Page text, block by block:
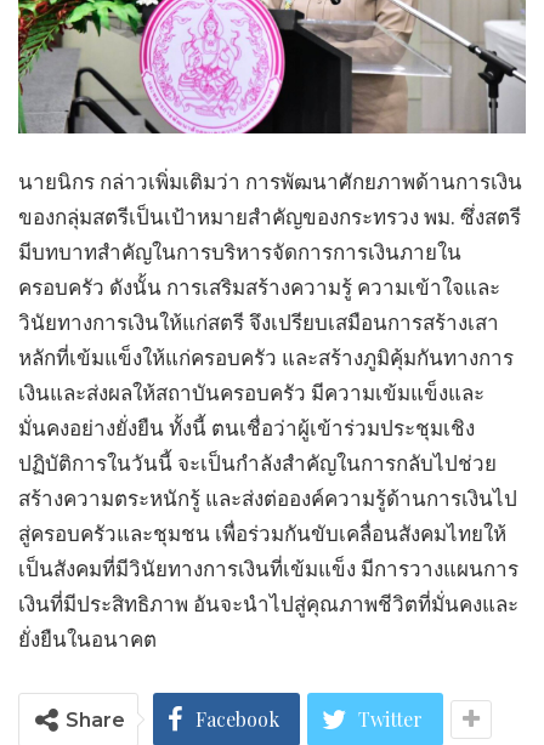
นายนิกร กล่าวเพิ่มเติมว่า การพัฒนาศักยภาพด้านการเงิน
ของกลุ่มสตรีเป็นเป้าหมายสำคัญของกระทรวง พม. ซึ่งสตรี
มีบทบาทสำคัญในการบริหารจัดการการเงินภายใน
ครอบครัว ดังนั้น การเสริมสร้างความรู้ ความเข้าใจและ
วินัยทางการเงินให้แก่สตรี จึงเปรียบเสมือนการสร้างเสา
หลักที่เข้มแข็งให้แก่ครอบครัว และสร้างภูมิคุ้มกันทางการ
เงินและส่งผลให้สถาบันครอบครัว มีความเข้มแข็งและ
มั่นคงอย่างยั่งยืน ทั้งนี้ ตนเชื่อว่าผู้เข้าร่วมประชุมเชิง
ปฏิบัติการในวันนี้ จะเป็นกำลังสำคัญในการกลับไปช่วย
สร้างความตระหนักรู้ และส่งต่อองค์ความรู้ด้านการเงินไป
สู่ครอบครัวและชุมชน เพื่อร่วมกันขับเคลื่อนสังคมไทยให้
เป็นสังคมที่มีวินัยทางการเงินที่เข้มแข็ง มีการวางแผนการ
เงินที่มีประสิทธิภาพ อันจะนำไปสู่คุณภาพชีวิตที่มั่นคงและ
ยั่งยืนในอนาคต
Share Facebook Twitter